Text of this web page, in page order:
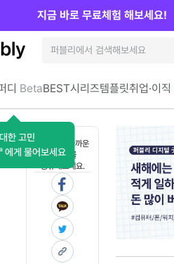
디 Beta
한 고민
에게 물어보세요
BEST시리즈템플릿취업·이
지금 바로 무료체험 해보세요!
혼자 보기 아까운
콘텐츠를
공유해보세요.